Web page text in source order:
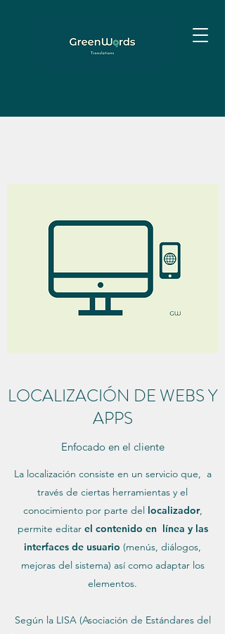
LOCALIZACIÓN DE WEBS Y
APPS
Enfocado en el cliente
La localización consiste en un servicio que, a
través de ciertas herramientas y el
conocimiento por parte del localizador,
permite editar el contenido en línea y las
interfaces de usuario (menús, diálogos,
mejoras del sistema) así como adaptar los
elementos.
Según la LISA (Asociación de Estándares del